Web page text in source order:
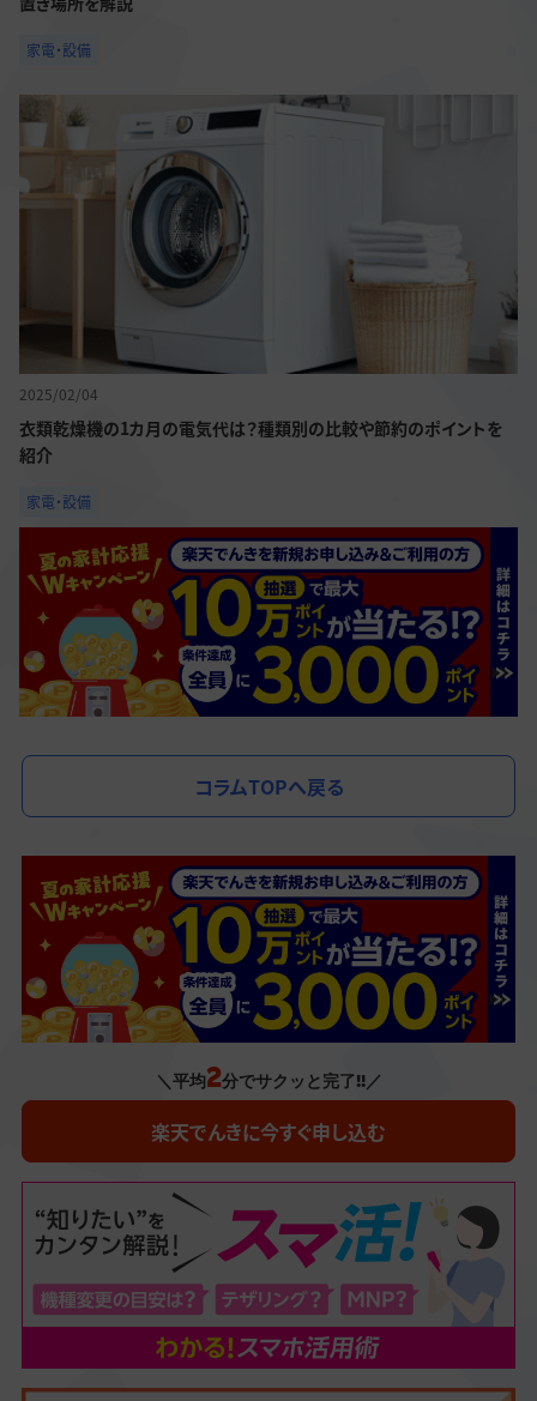
家電・設備
2025/02/04
衣類乾燥機の1カ月の電気代は？種類別の比較や節約のポイントを
紹介
家電・設備
コラムTOPへ戻る
＼平均2分でサクッと完了!!／
楽天でんきに今すぐ申し込む